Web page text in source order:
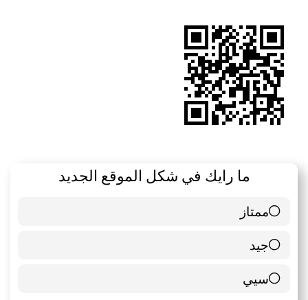
ما رايك في شكل الموقع الجديد
ممتاز
6 ( 85.71 % )
جيد
0 ( 0 % )
سيي
1 ( 14.29 % )